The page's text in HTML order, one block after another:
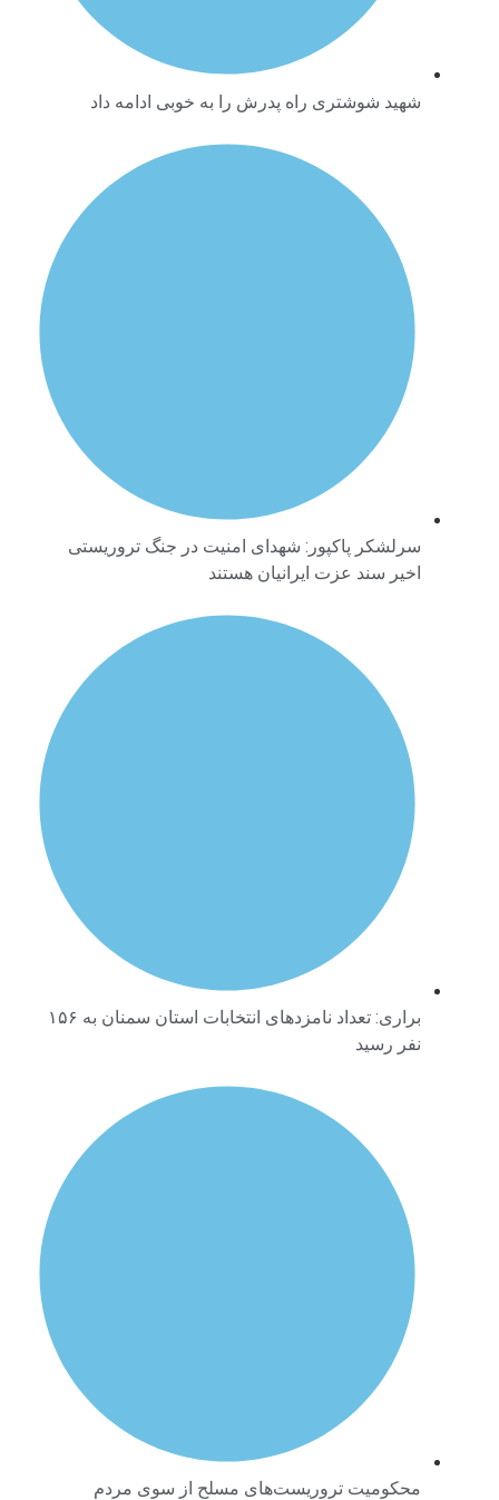
شهید شوشتری راه پدرش را به خوبی ادامه داد
سرلشکر پاکپور: شهدای امنیت در جنگ تروریستی
اخیر سند عزت ایرانیان هستند
براری: تعداد نامزدهای انتخابات استان سمنان به ۱۵۶
نفر رسید
محکومیت تروریست‌های مسلح از سوی مردم